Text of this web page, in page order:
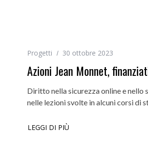
Progetti 30 ottobre 2023
Azioni Jean Monnet,
Diritto nella sicurezza online e
nelle lezioni svolte in alcuni corsi di
LEGGI DI PIÙ